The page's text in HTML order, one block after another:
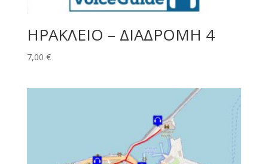
ΗΡΑΚΛΕΙΟ – ΔΙΑΔΡΟΜΗ 4
7,00 €